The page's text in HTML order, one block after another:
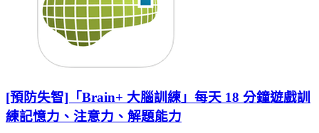
[預防失智]「Brain+ 大腦訓練」每天 18 分鐘遊戲訓
練記憶力、注意力、解題能力